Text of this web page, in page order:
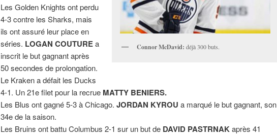
Connor McDavid: déjà 300 buts.
Les Golden Knights ont perdu
4-3 contre les Sharks, mais
ils ont assuré leur place en
séries. LOGAN COUTUREa
inscrit le but gagnant après
50 secondes de prolongation.
Le Kraken a défait les Ducks
4-1. Un 21e filet pour la recrue MATTY BENIERS.
Les Blus ont gagné 5-3 à Chicago.JORDAN KYROU a marqué le but gagnant, son
34e de la saison.
Les Bruins ont battu Columbus 2-1 sur un but de DAVID PASTRNAKaprès 41